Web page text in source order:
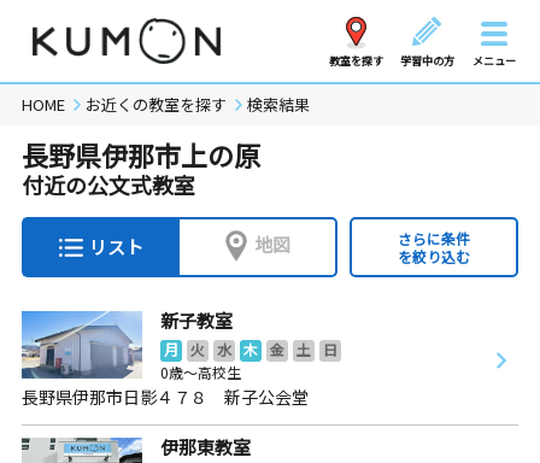
教室を探す 学習中の方 メニュー
HOME お近くの教室を探す 検索結果
長野県伊那市上の原
付近の公文式教室
リスト 地図
さらに条件
を絞り込む
新子教室
月 火 水 木 金 土
日
0歳～高校生
長野県伊那市日影４７８ 新子公会堂
伊那東教室